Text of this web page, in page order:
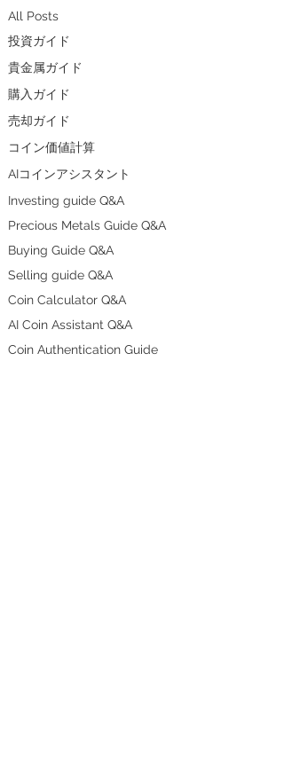
All Posts
投資ガイド
貴金属ガイド
購入ガイド
売却ガイド
​コイン価値計算
AIコインアシスタント
Investing guide Q&A
Precious Metals Guide Q&A
Buying Guide Q&A
Selling guide Q&A
Coin Calculator Q&A
AI Coin Assistant Q&A
Coin Authentication Guide